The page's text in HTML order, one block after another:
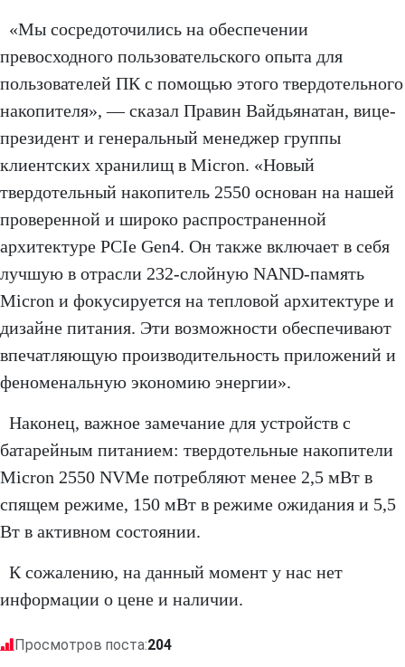
«Мы сосредоточились на обеспечении
превосходного пользовательского опыта для
пользователей ПК с помощью этого твердотельного
накопителя», — сказал Правин Вайдьянатан, вице-
президент и генеральный менеджер группы
клиентских хранилищ в Micron. «Новый
твердотельный накопитель 2550 основан на нашей
проверенной и широко распространенной
архитектуре PCIe Gen4. Он также включает в себя
лучшую в отрасли 232-слойную NAND-память
Micron и фокусируется на тепловой архитектуре и
дизайне питания. Эти возможности обеспечивают
впечатляющую производительность приложений и
феноменальную экономию энергии».
Наконец, важное замечание для устройств с
батарейным питанием: твердотельные накопители
Micron 2550 NVMe потребляют менее 2,5 мВт в
спящем режиме, 150 мВт в режиме ожидания и 5,5
Вт в активном состоянии.
К сожалению, на данный момент у нас нет
информации о цене и наличии.
Просмотров поста:204